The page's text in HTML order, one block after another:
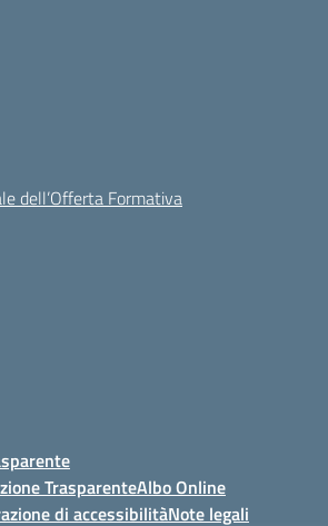
dell’Offerta Formativa
TrasparenteAlbo Online
di accessibilitàNote legali